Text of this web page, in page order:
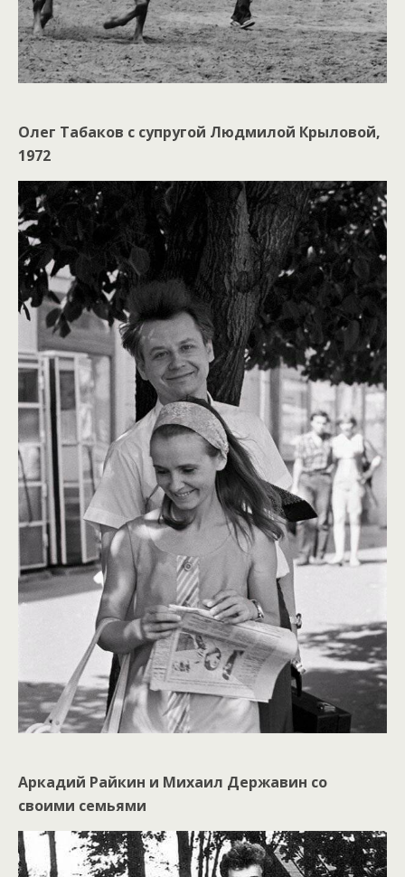
Олег Табаков с супругой Людмилой Крыловой,
1972
Аркадий Райкин и Михаил Державин со
своими семьями